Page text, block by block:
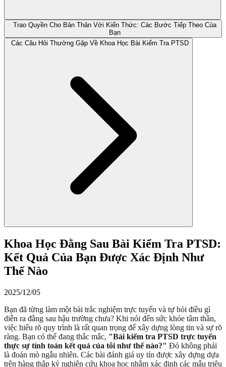
Trao Quyền Cho Bản Thân Với Kiến Thức: Các Bước Tiếp Theo Của
Bạn
Các Câu Hỏi Thường Gặp Về Khoa Học Bài Kiểm Tra PTSD
Khoa Học Đằng Sau Bài Kiểm Tra PTSD:
Kết Quả Của Bạn Được Xác Định Như
Thế Nào
2025/12/05
Bạn đã từng làm một bài trắc nghiệm trực tuyến và tự hỏi điều gì
diễn ra đằng sau hậu trường chưa? Khi nói đến sức khỏe tâm thần,
việc hiểu rõ quy trình là rất quan trọng để xây dựng lòng tin và sự rõ
ràng. Bạn có thể đang thắc mắc, "Bài kiểm tra PTSD trực tuyến
thực sự tính toán kết quả của tôi như thế nào?" Đó không phải
là đoán mò ngẫu nhiên. Các bài đánh giá uy tín được xây dựng dựa
trên hàng thập kỷ nghiên cứu khoa học nhằm xác định các mẫu triệu